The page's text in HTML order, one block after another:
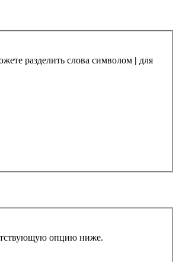
разделить слова символом | для
опцию ниже.